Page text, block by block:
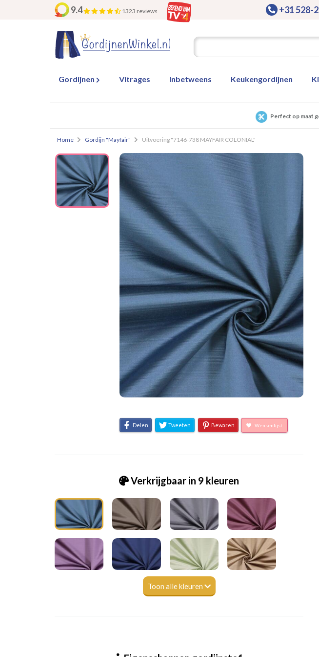
9.4 1323 reviews +31 528-
Gordijnen Vitrages Inbetweens Keukengordijnen
Perfect op maat
Home Gordijn "Mayfair" Uitvoering "7146-738 MAYFAIR COLONIAL"
Delen Tweeten Bewaren Wensenlijst
Verkrijgbaar in 9 kleuren
Toon alle kleuren